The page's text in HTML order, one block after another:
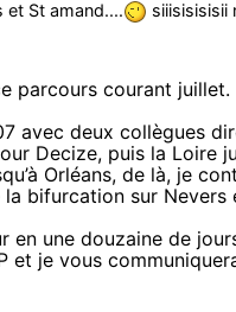
et St amand....
siiisisisisii
parcours courant juillet.
avec deux collègues
Decize, puis la Loire
Orléans, de là, je
bifurcation sur Nevers
en une douzaine de
et je vous